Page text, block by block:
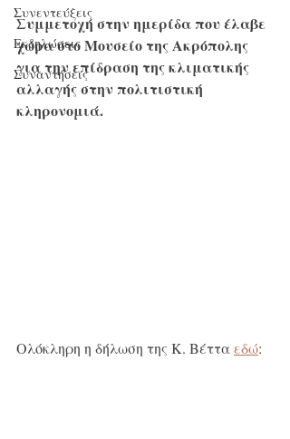
Συνεντεύξεις
Εκδηλώσεις
Συναντήσεις
Συμμετοχή στην ημερίδα που έλαβε
χώρα στο Μουσείο της Ακρόπολης
για την επίδραση της κλιματικής
αλλαγής στην πολιτιστική
κληρονομιά.
Ολόκληρη η δήλωση της Κ. Βέττα εδώ: